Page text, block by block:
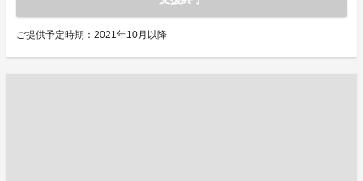
ご提供予定時期：2021年10月以降